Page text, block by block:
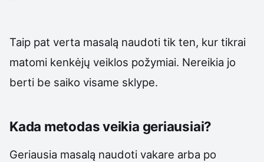
Taip pat verta masalą naudoti tik ten, kur tikrai
matomi kenkėjų veiklos požymiai. Nereikia jo
berti be saiko visame sklype.
Kada metodas veikia geriausiai?
Geriausia masalą naudoti vakare arba po